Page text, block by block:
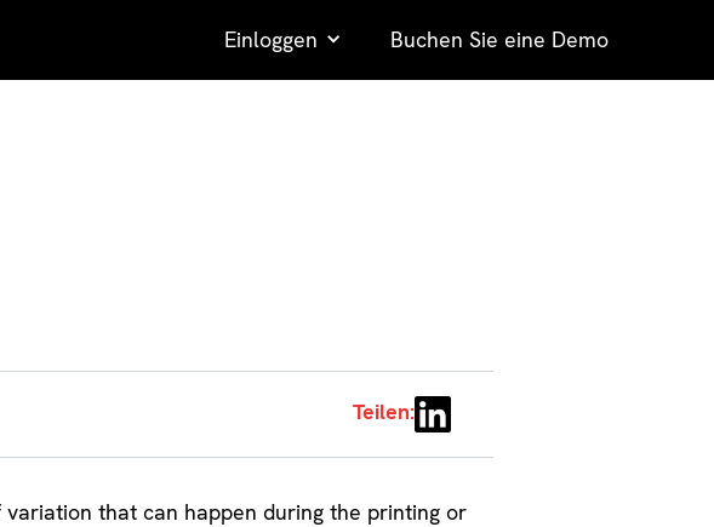
Einloggen Buchen Sie eine Demo
Teilen:
that can happen during the printing or